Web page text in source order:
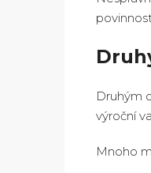
Druhým
výroční
Mnoho